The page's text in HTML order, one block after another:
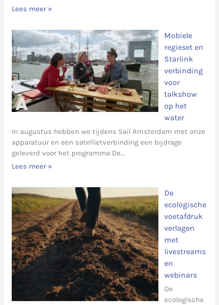
Lees meer »
Mobiele
regieset en
Starlink
verbinding
voor
talkshow
op het
water
In augustus hebben we tijdens Sail Amsterdam met onze
apparatuur en een satellietverbinding een bijdrage
geleverd voor het programma De…
Lees meer »
De
ecologische
voetafdruk
verlagen
met
livestreams
en
webinars
De
ecologische